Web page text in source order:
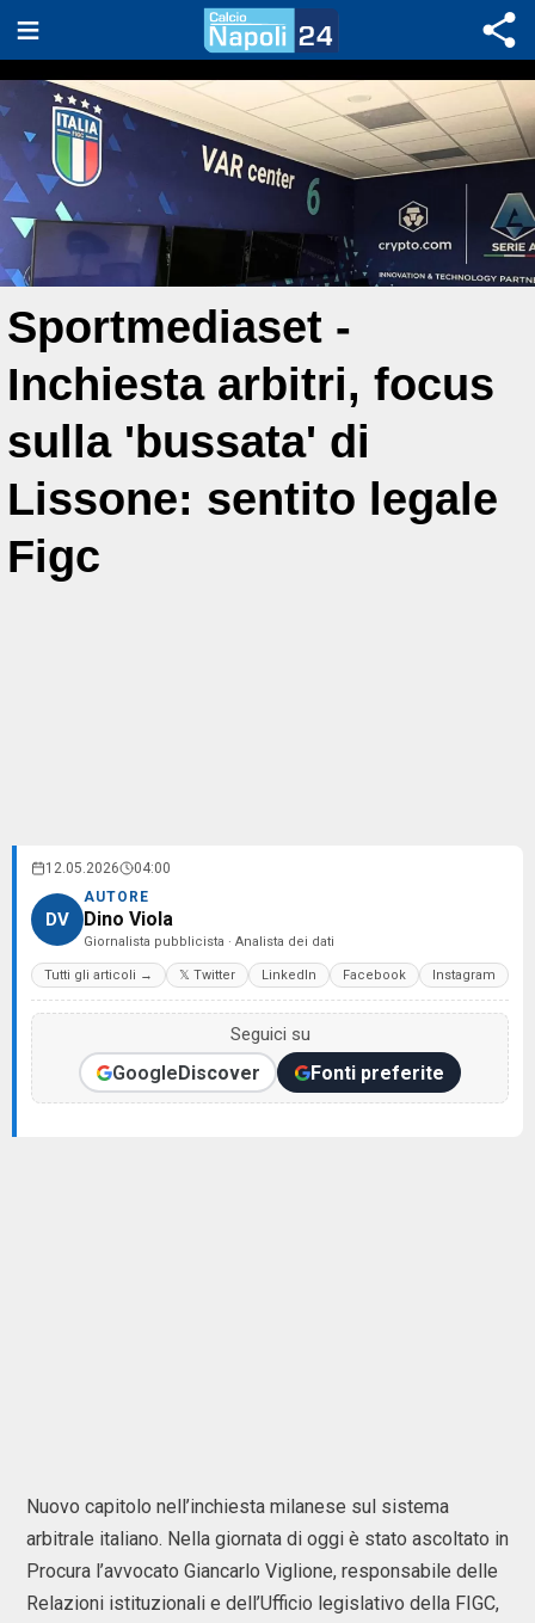
Sportmediaset -
Inchiesta arbitri, focus
sulla 'bussata' di
Lissone: sentito legale
Figc
12.05.2026 04:00
DV
AUTORE
Dino Viola
Giornalista pubblicista · Analista dei dati
Tutti gli articoli → 𝕏 Twitter LinkedIn Facebook Instagram
Seguici su
GoogleDiscover Fonti preferite
Nuovo capitolo nell’inchiesta milanese sul sistema
arbitrale italiano. Nella giornata di oggi è stato ascoltato in
Procura l’avvocato Giancarlo Viglione, responsabile delle
Relazioni istituzionali e dell’Ufficio legislativo della FIGC,